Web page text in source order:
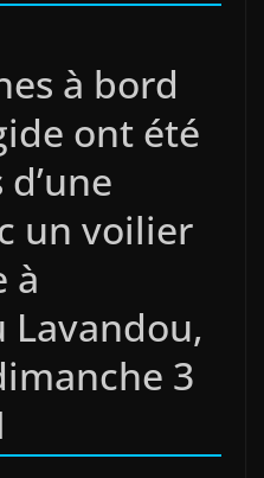
à bord
ont été
un voilier
à
3